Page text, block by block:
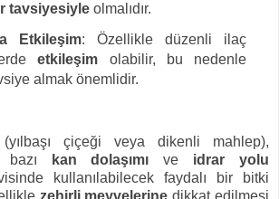
tavsiyesiyleolmalıdır.
Etkileşim: Özellikle düzenli ilaç
etkileşim olabilir, bu nedenle
almak önemlidir.
(yılbaşı çiçeği veya dikenli mahlep),
bazı
kan dolaşımı ve idrar yolu
kullanılabilecek faydalı bir bitki
zehirli meyvelerine dikkat edilmesi